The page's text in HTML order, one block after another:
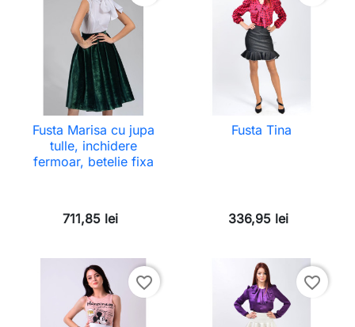
Fusta Marisa cu jupa
tulle, inchidere
fermoar, betelie fixa
711,85 lei
Fusta Tina
336,95 lei
favorite_border favorite_border